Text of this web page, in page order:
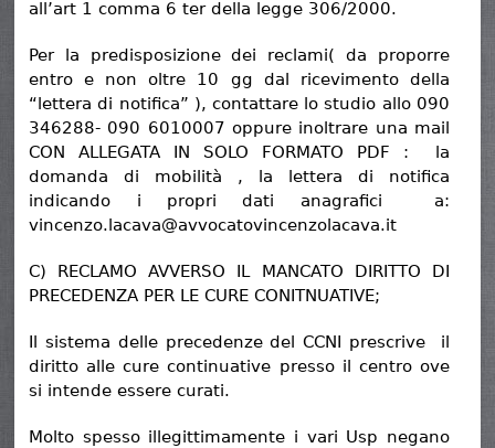
all’art 1 comma 6 ter della legge 306/2000.
Per la predisposizione dei reclami( da proporre
entro e non oltre 10 gg dal ricevimento della
“lettera di notifica” ), contattare lo studio allo 090
346288- 090 6010007 oppure inoltrare una mail
CON ALLEGATA IN SOLO FORMATO PDF : la
domanda di mobilità , la lettera di notifica
indicando i propri dati anagrafici a:
vincenzo.lacava@avvocatovincenzolacava.it
C) RECLAMO AVVERSO IL MANCATO DIRITTO DI
PRECEDENZA PER LE CURE CONITNUATIVE;
Il sistema delle precedenze del CCNI prescrive il
diritto alle cure continuative presso il centro ove
si intende essere curati.
Molto spesso illegittimamente i vari Usp negano